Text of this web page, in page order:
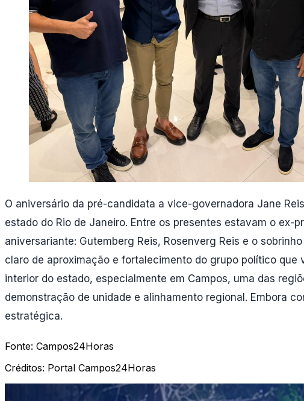
O aniversário da pré-candidata a vice-governadora Jane
estado do Rio de Janeiro. Entre os presentes estavam o ex-
aniversariante: Gutemberg Reis, Rosenverg Reis e o
claro de aproximação e fortalecimento do grupo político
interior do estado, especialmente em Campos, uma das
demonstração de unidade e alinhamento regional. Embora
estratégica.
Fonte: Campos24Horas
Créditos: Portal Campos24Horas